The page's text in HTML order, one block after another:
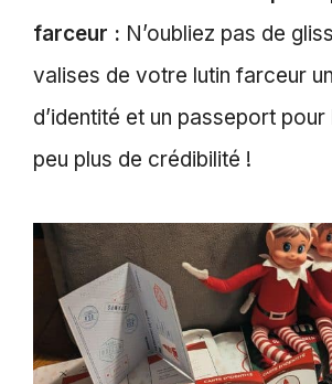
farceur : N’oubliez pas de
valises de votre lutin farceur
d’identité et un passeport pour
peu plus de crédibilité !